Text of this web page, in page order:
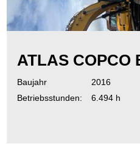
ATLAS COPCO
Baujahr
2016
Betriebsstunden:
6.494 h